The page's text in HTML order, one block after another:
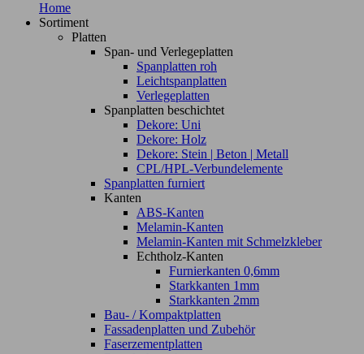
Home
Sortiment
Platten
Span- und Verlegeplatten
Spanplatten roh
Leichtspanplatten
Verlegeplatten
Spanplatten beschichtet
Dekore: Uni
Dekore: Holz
Dekore: Stein | Beton | Metall
CPL/HPL-Verbundelemente
Spanplatten furniert
Kanten
ABS-Kanten
Melamin-Kanten
Melamin-Kanten mit Schmelzkleber
Echtholz-Kanten
Furnierkanten 0,6mm
Starkkanten 1mm
Starkkanten 2mm
Bau- / Kompaktplatten
Fassadenplatten und Zubehör
Faserzementplatten